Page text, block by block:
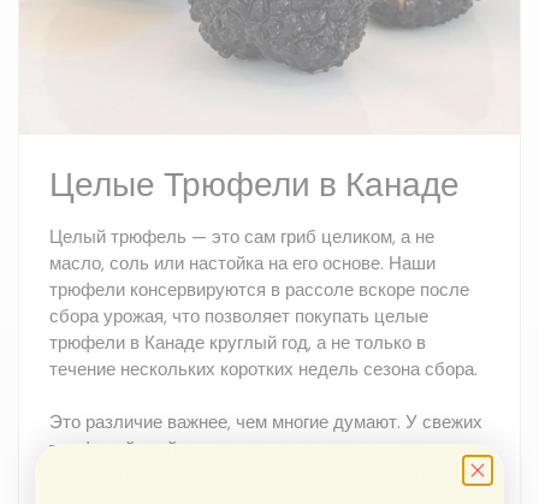
Целые Трюфели в Канаде
Целый трюфель — это сам гриб целиком, а не
масло, соль или настойка на его основе. Наши
трюфели консервируются в рассоле вскоре после
сбора урожая, что позволяет покупать целые
трюфели в Канаде круглый год, а не только в
течение нескольких коротких недель сезона сбора.
Это различие важнее, чем многие думают. У свежих
трюфелей крайне короткое окно доступности —